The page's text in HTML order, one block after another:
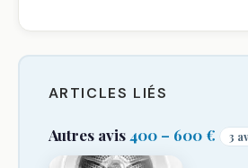
ARTICLES LIÉS
Autres avis 400 – 600 € 3